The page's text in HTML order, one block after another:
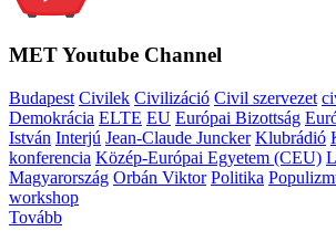
MET Youtube Channel
Budapest Civilek Civilizáció Civil szervezet
Demokrácia ELTE EU Európai Bizottság
István Interjú Jean-Claude Juncker Klubrádió
konferencia Közép-Európai Egyetem (CEU)
Magyarország Orbán Viktor Politika
workshop
Tovább